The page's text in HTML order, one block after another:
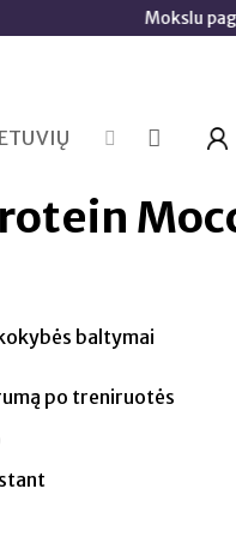
Mokslu pagrįsti ir
baltymai
po treniruotės